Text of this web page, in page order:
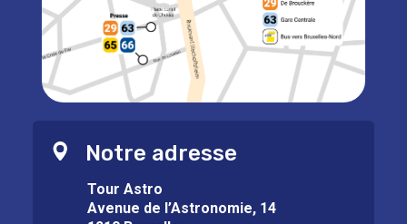
Notre adresse
Tour Astro
Avenue de l’Astronomie, 14